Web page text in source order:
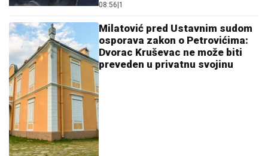
08:56 1
Milatović pred Ustavnim sudom
osporava zakon o Petrovićima:
Dvorac Kruševac ne može biti
preveden u privatnu svojinu